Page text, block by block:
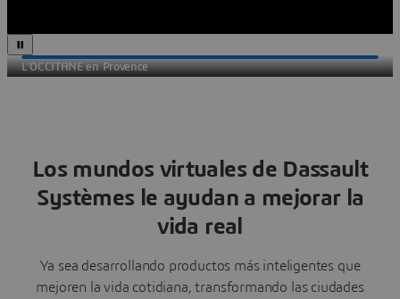
L’OCCITANE en Provence
Los mundos virtuales de Dassault
Systèmes le ayudan a mejorar la
vida real
Ya sea desarrollando productos más inteligentes que
mejoren la vida cotidiana, transformando las ciudades